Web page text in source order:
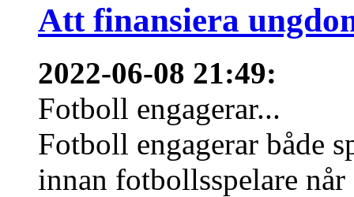
Att finansiera
2022-06-08 21:49:
Fotboll engagerar...
Fotboll engagerar både
innan fotbollsspelare